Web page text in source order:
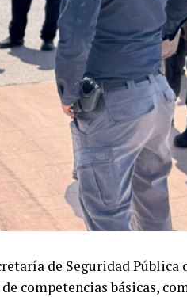
de Seguridad Pública
competencias básicas,